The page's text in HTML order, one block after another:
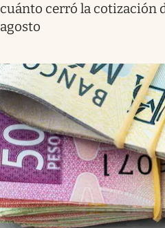
cuánto cerró la cotización
agosto